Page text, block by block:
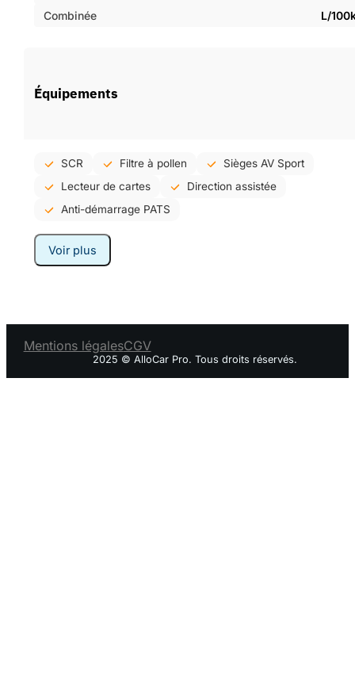
Combinée
L/
Équipements
SCR Filtre à pollen
Sièges AV Sport
Lecteur de cartes
Direction assistée
Anti-démarrage PATS
Voir plus
Mentions légalesCGV
2025 © AlloCar Pro. Tous droits réservés.